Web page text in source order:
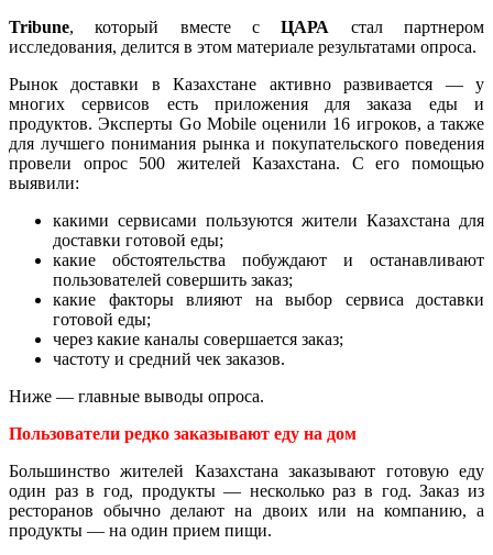
Tribune, который вместе сЦАРА стал партнером
исследования, делится в этом материале результатами опроса.
Рынок доставки в Казахстане активно развивается — у
многих сервисов есть приложения для заказа еды и
продуктов. Эксперты Go Mobile оценили 16 игроков, а также
для лучшего понимания рынка и покупательского поведения
провели опрос 500 жителей Казахстана. С его помощью
выявили:
какими сервисами пользуются жители Казахстана для
доставки готовой еды;
какие обстоятельства побуждают и останавливают
пользователей совершить заказ;
какие факторы влияют на выбор сервиса доставки
готовой еды;
через какие каналы совершается заказ;
частоту и средний чек заказов.
Ниже — главные выводы опроса.
Пользователи редко заказывают еду на дом
Большинство жителей Казахстана заказывают готовую еду
один раз в год, продукты — несколько раз в год. Заказ из
ресторанов обычно делают на двоих или на компанию, а
продукты — на один прием пищи.